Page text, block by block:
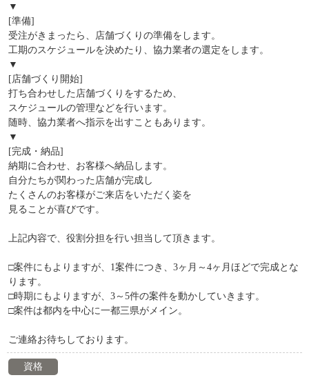
▼
[準備]
受注がきまったら、店舗づくりの準備をします。
工期のスケジュールを決めたり、協力業者の選定をします。
▼
[店舗づくり開始]
打ち合わせした店舗づくりをするため、
スケジュールの管理などを行います。
随時、協力業者へ指示を出すこともあります。
▼
[完成・納品]
納期に合わせ、お客様へ納品します。
自分たちが関わった店舗が完成し
たくさんのお客様がご来店をいただく姿を
見ることが喜びです。
上記内容で、役割分担を行い担当して頂きます。
□案件にもよりますが、1案件につき、3ヶ月～4ヶ月ほどで完成とな
ります。
□時期にもよりますが、3～5件の案件を動かしていきます。
□案件は都内を中心に一都三県がメイン。
ご連絡お待ちしております。
資格